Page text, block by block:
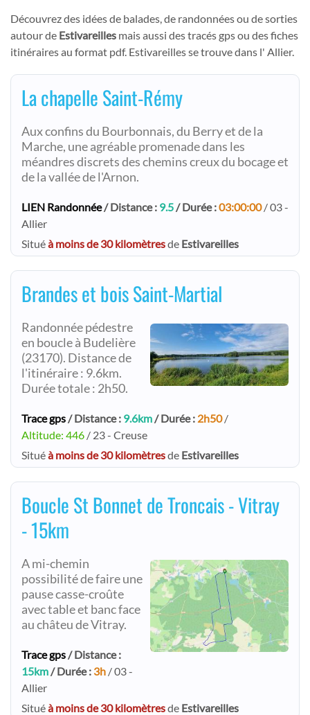
Découvrez des idées de balades, de randonnées ou de sorties
autour de Estivareilles mais aussi des tracés gps ou des fiches
itinéraires au format pdf. Estivareilles se trouve dans l' Allier.
La chapelle Saint-Rémy
Aux confins du Bourbonnais, du Berry et de la
Marche, une agréable promenade dans les
méandres discrets des chemins creux du bocage et
de la vallée de l'Arnon.
LIEN Randonnée/ Distance : 9.5/ Durée :03:00:00/ 03 -
Allier
Situéà moins de 30 kilomètresde Estivareilles
Brandes et bois Saint-Martial
Randonnée pédestre
en boucle à Budelière
(23170). Distance de
l'itinéraire : 9.6km.
Durée totale : 2h50.
Trace gps/ Distance : 9.6km/ Durée : 2h50/
Altitude: 446 / 23 - Creuse
Situéà moins de 30 kilomètresde Estivareilles
Boucle St Bonnet de Troncais - Vitray
- 15km
A mi-chemin
possibilité de faire une
pause casse-croûte
avec table et banc face
au châteu de Vitray.
Trace gps/ Distance :
15km/ Durée : 3h / 03 -
Allier
Situéà moins de 30 kilomètresde Estivareilles